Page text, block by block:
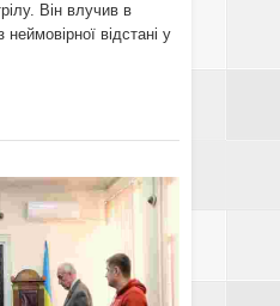
Він влучив в
відстані у